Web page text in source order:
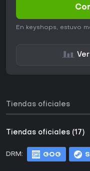
En keyshops, estuvo
Tiendas oficiales
Tiendas oficiales (17)
DRM: GOG